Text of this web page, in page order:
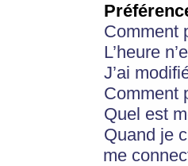
Comment
L’heure
J’ai
Comment
Quel est
Quand je
me